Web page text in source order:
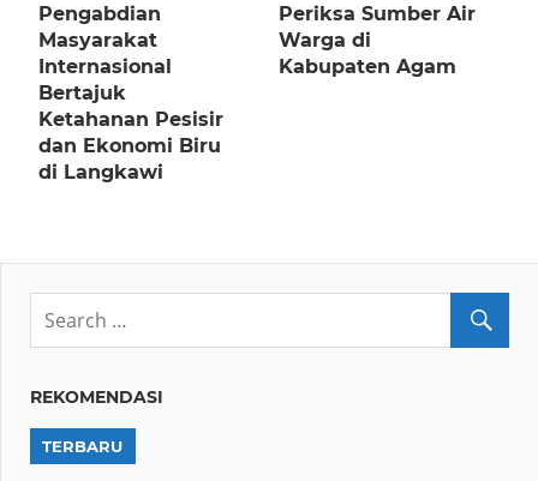
Pengabdian
Masyarakat
Internasional
Bertajuk
Ketahanan Pesisir
dan Ekonomi Biru
di Langkawi
Periksa Sumber Air
Warga di
Kabupaten Agam
REKOMENDASI
TERBARU